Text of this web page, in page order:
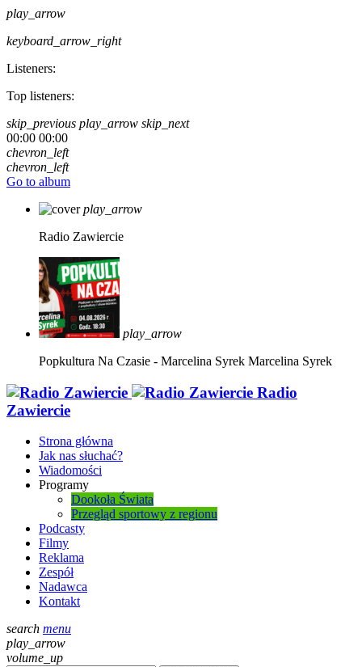
play_arrow
keyboard_arrow_right
Listeners:
Top listeners:
skip_previous play_arrow skip_next
00:00 00:00
chevron_left
chevron_left
Go to album
play_arrow
Radio Zawiercie
play_arrow
Popkultura Na Czasie - Marcelina Syrek Marcelina Syrek
Radio
Zawiercie
Strona główna
Jak nas słuchać?
Wiadomości
Programy
Dookoła Świata
Przegląd sportowy z regionu
Podcasty
Filmy
Reklama
Zespół
Nadawca
Kontakt
search menu
play_arrow
volume_up